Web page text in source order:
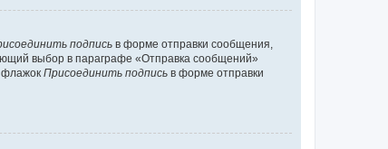
подпись в форме отправки сообщения,
выбор в параграфе «Отправка сообщений»
флажок Присоединить подпись в форме отправки